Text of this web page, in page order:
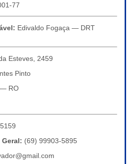
77
Edivaldo Fogaça — DRT
Esteves, 2459
Pinto
— RO
(69) 99903-5895